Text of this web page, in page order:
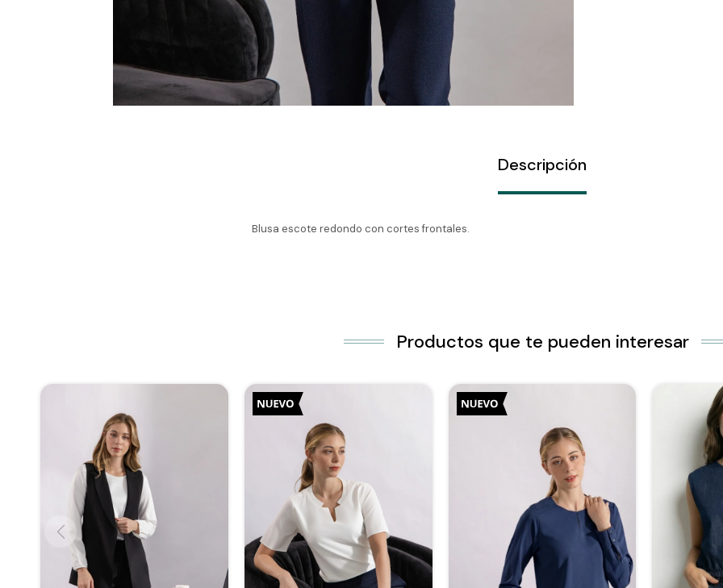
Descripción
Blusa escote redondo con cortes frontales.
Productos que te pueden interesar